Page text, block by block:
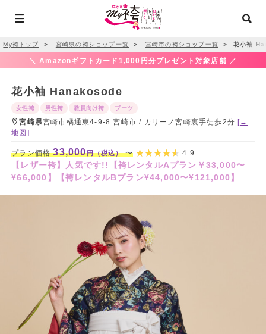
My袴トップ ＞ 宮崎県の袴ショップ一覧 ＞ 宮崎市の袴ショップ一覧 ＞ 花小袖
＼ Amazonギフトカード1,000円分プレゼント対象店舗 ／
花小袖 Hanakosode
女性袴 男性袴 教員向け袴 ブーツ
宮崎県宮崎市橘通東4-9-8 宮崎市 / カリーノ宮崎裏手徒歩2分[→
地図]
プラン価格33,000円（税込）〜 4.9
【レザー袴】人気です!!【袴レンタルAプラン￥33,000〜
¥66,000】【袴レンタルBプラン¥44,000〜¥121,000】